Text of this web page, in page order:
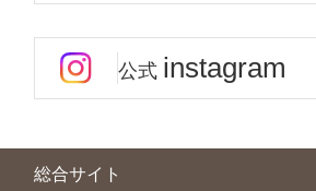
公式 instagram
総合サイト